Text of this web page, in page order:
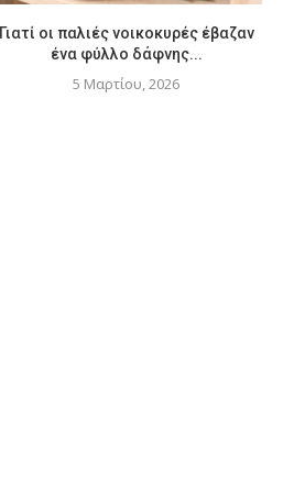
Γιατί οι παλιές νοικοκυρές έβαζαν
ένα φύλλο δάφνης...
5 Μαρτίου, 2026